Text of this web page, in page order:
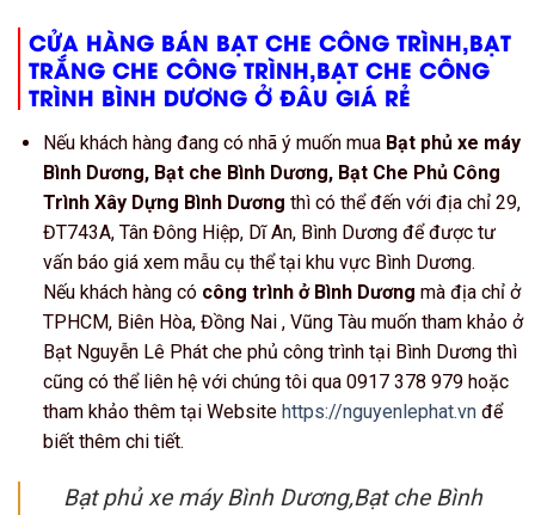
CỬA HÀNG BÁN BẠT CHE CÔNG TRÌNH,BẠT
TRẮNG CHE CÔNG TRÌNH,BẠT CHE CÔNG
TRÌNH BÌNH DƯƠNG Ở ĐÂU GIÁ RẺ
Nếu khách hàng đang có nhã ý muốn mua Bạt phủ xe máy
Bình Dương, Bạt che Bình Dương, Bạt Che Phủ Công
Trình Xây Dựng Bình Dương thì có thể đến với địa chỉ 29,
ĐT743A, Tân Đông Hiệp, Dĩ An, Bình Dương để được tư
vấn báo giá xem mẫu cụ thể tại khu vực Bình Dương.
Nếu khách hàng có công trình ở Bình Dương mà địa chỉ ở
TPHCM, Biên Hòa, Đồng Nai , Vũng Tàu muốn tham khảo ở
Bạt Nguyễn Lê Phát che phủ công trình tại Bình Dương thì
cũng có thể liên hệ với chúng tôi qua 0917 378 979 hoặc
tham khảo thêm tại Website https://nguyenlephat.vnđể
biết thêm chi tiết.
Bạt phủ xe máy Bình Dương,Bạt che Bình